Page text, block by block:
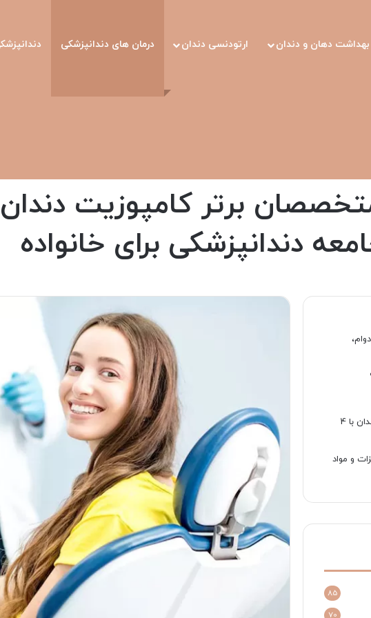
بهداشت دهان و دندان ارتودنسی دندان درمان های دندانپزشکی
برتر کامپوزیت دندان
دندانپزشکی برای خانواده
All-on-4 چیست؟ روش نوین بازسازی کامل دندان با 4
و مواد
85
70